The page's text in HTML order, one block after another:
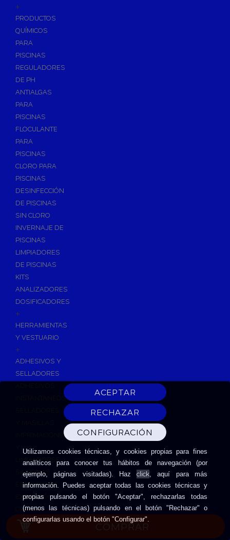
Utilizamos cookies técnicas, y cookies propias para fines
analíticos para conocer tus hábitos de navegación (por
ejemplo, páginas visitadas). Hazclick, aquí para más
información. Puedes aceptar todas las cookies técnicas y
propias pulsando el botón "Aceptar", rechazarlas todas
(menos las técnicas) pulsando en el botón "Rechazar" o
configurarlas usando el botón "Configurar".
+
PRODUCTOS
QUÍMICOS
PARA
PISCINAS
REGULADORES
DE PH
ANTIALGAS
PARA
PISCINAS
FLOCULANTE
PARA
PISCINAS
CLORO PARA
PISCINAS
DESINFECCIÓN
DE PISCINAS
SIN CLORO
INVERNAJE DE
PISCINAS
LIMPIADORES
DE PISCINAS
KITS
ANALIZADORES
DOSIFICADORES
+
HERRAMIENTAS
Y VESTUARIO
+
ADHESIVOS Y
SELLADORES
INSTANTANEOS
IMPRIMACIONES
LIMPIADORES
SILICONAS
ESPUMAS DE
EXPANSIÓN
CINTAS
ADHESIVAS
HERRAMIENTAS
COMPRAR